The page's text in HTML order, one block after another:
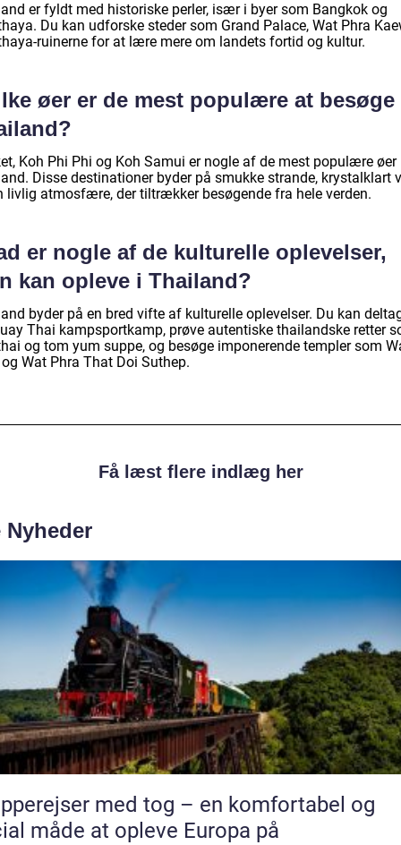
er fyldt med historiske perler, især i byer som Bangkok og
Du kan udforske steder som Grand Palace, Wat Phra
ruinerne for at lære mere om landets fortid og kultur.
øer er de mest populære at besøge
Koh Phi Phi og Koh Samui er nogle af de mest populære øer
Disse destinationer byder på smukke strande, krystalklart
livlig atmosfære, der tiltrækker besøgende fra hele verden.
er nogle af de kulturelle oplevelser,
kan opleve i Thailand?
byder på en bred vifte af kulturelle oplevelser. Du kan
Thai kampsportkamp, prøve autentiske thailandske retter
og tom yum suppe, og besøge imponerende templer som
Wat Phra That Doi Suthep.
Få læst flere indlæg her
Nyheder
med tog – en komfortabel og
måde at opleve Europa på